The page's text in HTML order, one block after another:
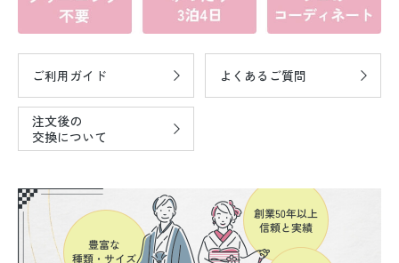
ご利用ガイド よくあるご質問
注文後の
交換について